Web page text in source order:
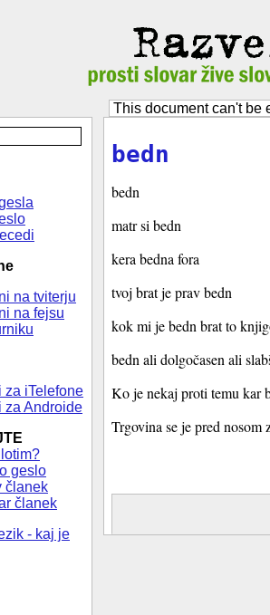
This document can't be
na tviterju
na fejsu
za iTelefone
za Androide
geslo
članek
članek
- kaj je
bedn
bedn
matr si bedn
kera bedna fora
tvoj brat je prav bedn
kok mi je bedn brat to
bedn ali dolgočasen ali
Ko je nekaj proti temu kar
Trgovina se je pred nosom